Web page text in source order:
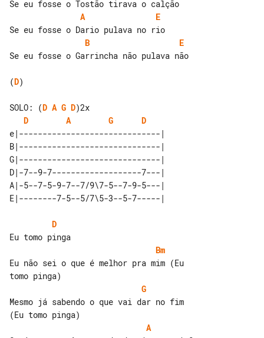
A
E
B
E
Se eu fosse o Garrincha não pulava não
(D)
SOLO: (D A G D
D
A G
D
e|------------------------------|
B|------------------------------|
G|------------------------------|
D|-7--9-7-------------------7---|
A|-5--7-5-9-7--7/9\7-5--7-9-5---|
D
Bm
Eu não sei o que é melhor pra mim (Eu
G
Mesmo já sabendo o que vai dar no fim
A